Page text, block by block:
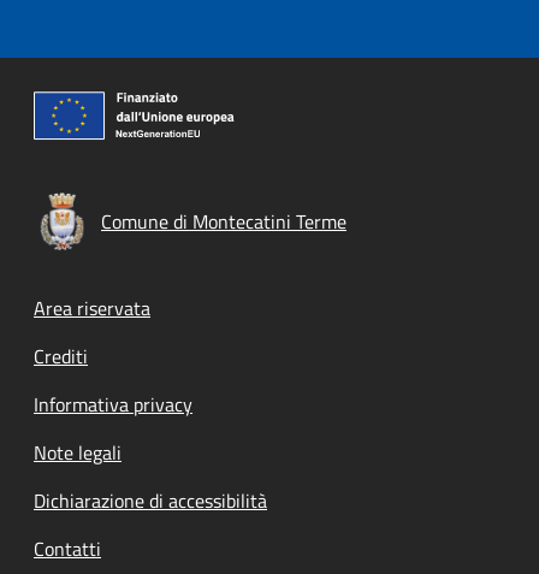
Comune di Montecatini Terme
Footer menu
Area riservata
Crediti
Informativa privacy
Note legali
Dichiarazione di accessibilità
Contatti